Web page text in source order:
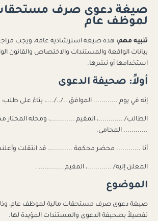
صيغة دعوى صرف مستحقات
لموظف عام
تنبيه مهم: هذه صيغة استرشادية عامة، ويجب
بيانات الواقعة والمستندات والاختصاص والقانون
استخدامها أو نشرها.
أولاً: صحيفة الدعوى
إنه في يوم ............ الموافق ../../....، بناءً على طلب:
الطالب/ ............، المقيم ............، ومحله المختار
............ المحامي.
أنا ............ محضر محكمة ............ قد انتقلت
المعلن إليه/ ............، المقيم ............ .
الموضوع
صيغة دعوى صرف مستحقات مالية لموظف عام،
تفصيلاً بصحيفة الدعوى والمستندات المؤيدة لها.